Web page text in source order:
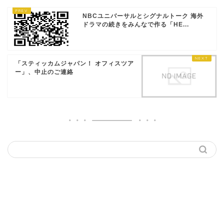
NBCユニバーサルとシグナルトーク 海外
ドラマの続きをみんなで作る「HE...
「スティッカムジャパン！ オフィスツア
ー」、中止のご連絡